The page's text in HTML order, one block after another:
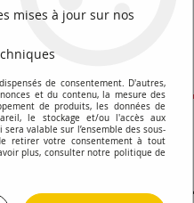
PROMOTIONS
mises à jour sur nos
de consentement. D'autres,
et du contenu, la mesure des
de produits, les données de
le stockage et/ou l'accès aux
valable sur l’ensemble des sous-
retirer votre consentement à tout
plus, consulter notre politique de